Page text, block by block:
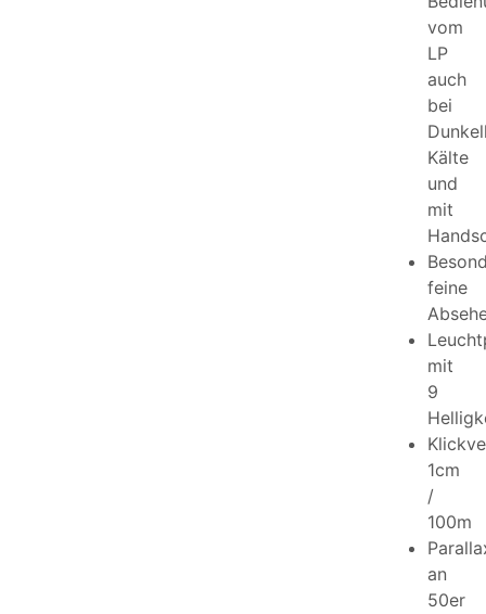
vom
LP
auch
bei
Kälte
und
mit
feine
mit
9
1cm
/
100m
an
50er